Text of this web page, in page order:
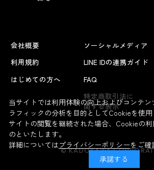
会社概要
利用規約
はじめての方へ
ソーシャルメディア
LINE IDの連携ガイド
FAQ
特定商取引法に
関する表示
© KADOKAWA
当サイトでは利用体験の向上およびコンテ
ラフィックの分析を目的としてCookieを使
サイトの閲覧を継続された場合、Cookieの
のといたします。
詳細についてはプライバシーポリシーをご確
承諾する